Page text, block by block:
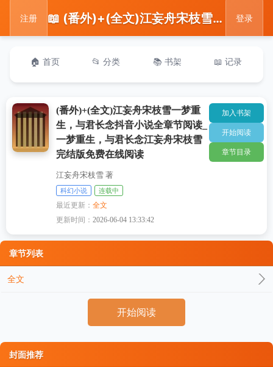
注册 📖 (番外)+(全文)江妄舟宋枝雪一梦重生，与君长念抖音小说全章节阅读_一梦重生，与君长念江妄舟宋枝雪完结版免费在线阅读 登录
🏠 首页 📂 分类 📚 书架 📖 记录
(番外)+(全文)江妄舟宋枝雪一梦重
生，与君长念抖音小说全章节阅读_
一梦重生，与君长念江妄舟宋枝雪
完结版免费在线阅读
江妄舟宋枝雪 著
科幻小说 连载中
最近更新：全文
更新时间：2026-06-04 13:33:42
加入书架
开始阅读
章节目录
章节列表
全文
开始阅读
封面推荐